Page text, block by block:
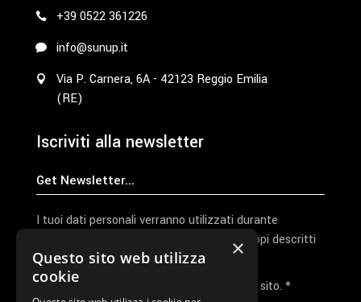
+39 0522 361226
info@sunup.it
Via P. Carnera, 6A - 42123 Reggio Emilia
(RE)
Iscriviti alla newsletter
I tuoi dati personali verranno utilizzati durante
l'elaborazione della richiesta e per altri scopi descritti
nella nostraprivacy policy
Ho letto e accetto la privacy policy del sito. *
×
Questo sito web utilizza
cookie